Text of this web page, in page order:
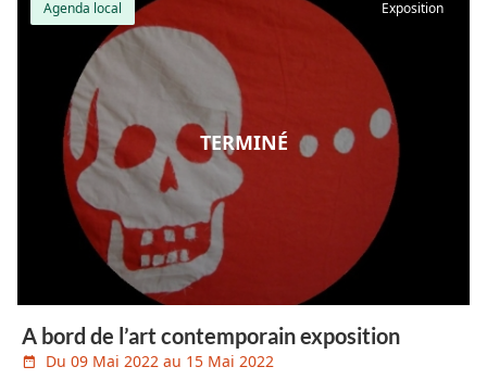
Exposition
Agenda local
TERMINÉ
A bord de l’art contemporain exposition
Du 09 Mai 2022 au 15 Mai 2022